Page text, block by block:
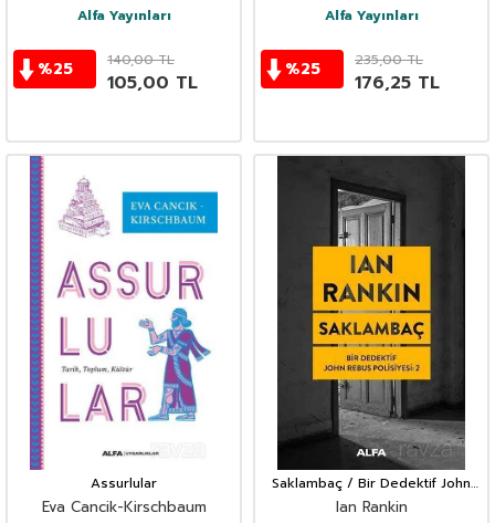
Alfa Yayınları
%25 140,00TL
105,00 TL
Alfa Yayınları
%25 235,00TL
176,25 TL
Assurlular
Eva Cancik-Kirschbaum
Saklambaç / Bir Dedektif John
Rebus Polisiyesi 2
Ian Rankin